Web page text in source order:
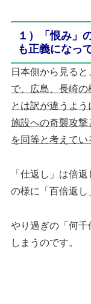
１）「恨み」
も正義になっ
日本側から見ると
で、広島、長崎
とは訳が違うよ
施設への奇襲攻撃
を同等と考えてい
「仕返し」は倍
の様に「百倍返し
やり過ぎの「何千
しまうのです。